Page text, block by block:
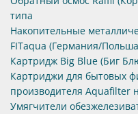
типа
Накопительные
FITaqua (Германия/
Картридж Big Blue (Биг
Картриджи для бытовых
производителя Aquafilter
Умягчители